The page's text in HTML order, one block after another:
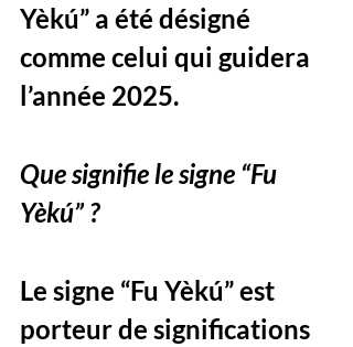
Yèkú” a été désigné
comme celui qui guidera
l’année 2025.
Que signifie le signe “Fu
Yèkú” ?
Le signe “Fu Yèkú” est
porteur de significations